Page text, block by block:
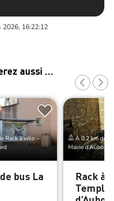
2026, 16:22:12
aussi …
Rack à vélo –
bus La
À 0.2 km de
Mairie d’Aubord
Rack à
Temple